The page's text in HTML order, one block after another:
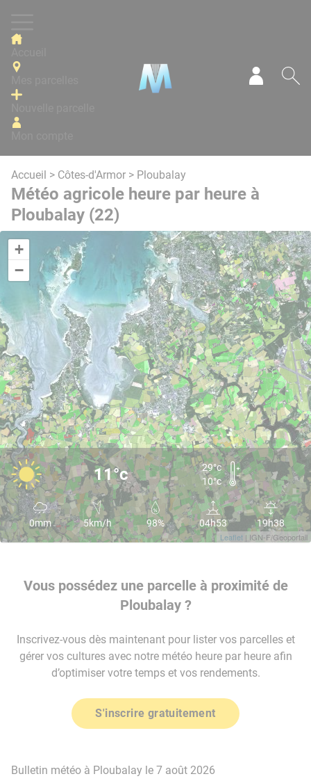
Accueil > Côtes-d'Armor > Ploubalay
Météo agricole heure par heure à
Ploubalay (22)
+
−
Leaflet | IGN-F/Geoportail
11°c
29°c
10°c
0mm 5km/h 98% 04h53 19h38
Vous possédez une parcelle à proximité de
Ploubalay ?
Inscrivez-vous dès maintenant pour lister vos parcelles et
gérer vos cultures avec notre météo heure par heure afin
d’optimiser votre temps et vos rendements.
S'inscrire gratuitement
Bulletin météo à Ploubalay le 7 août 2026